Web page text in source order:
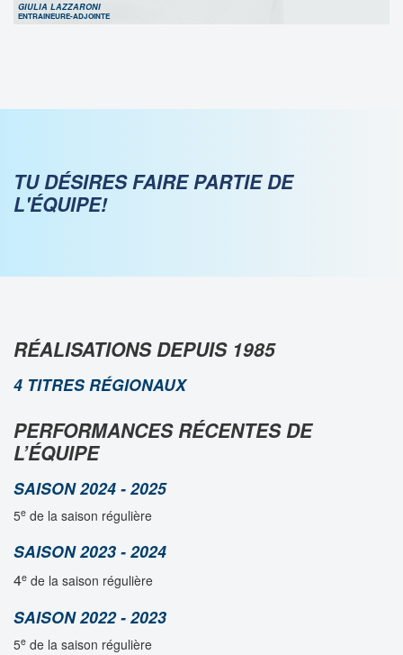
GIULIA LAZZARONI
ENTRAINEURE-ADJOINTE
TU DÉSIRES FAIRE PARTIE DE
L'ÉQUIPE!
RÉALISATIONS DEPUIS 1985
4 TITRES RÉGIONAUX
PERFORMANCES RÉCENTES DE
L’ÉQUIPE
SAISON 2024 - 2025
5e de la saison régulière
SAISON 2023 - 2024
4e de la saison régulière
SAISON 2022 - 2023
5e de la saison régulière